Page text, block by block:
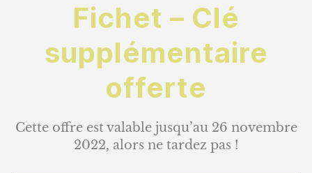
Fichet – Clé
supplémentaire
offerte
Cette offre est valable jusqu’au 26 novembre
2022, alors ne tardez pas !